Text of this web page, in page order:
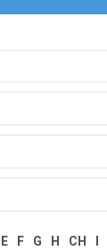
E F G H CH